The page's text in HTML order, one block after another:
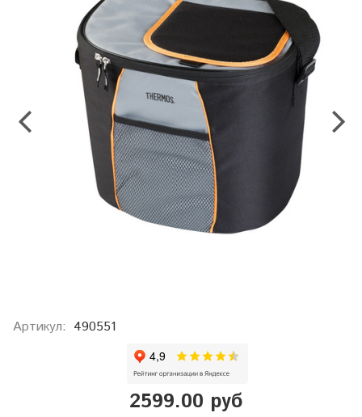
Артикул: 490551
2599.00 руб